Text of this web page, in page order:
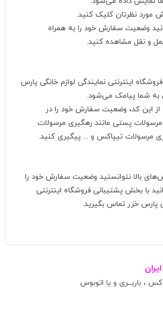
مورد نظرتان کلیک کنید.
وضعیت سفارش خود را به همراه
و نقل مشاهده کنید.
اینترنتی نمایندگی لوازم خانگی پارس
به شما پیامک می‌شود.
از این کد، وضعیت سفارش خود را در
پستی مانند رهگیری مرسولات
مرسولات تیپاکس و ... پیگیری کنید.
بالا نتوانستید وضعیت سفارش خود را
با بخش پشتیبانی فروشگاه اینترنتی
پارس خزر تماس بگیرید.
، باربــری و یا اتوبوس